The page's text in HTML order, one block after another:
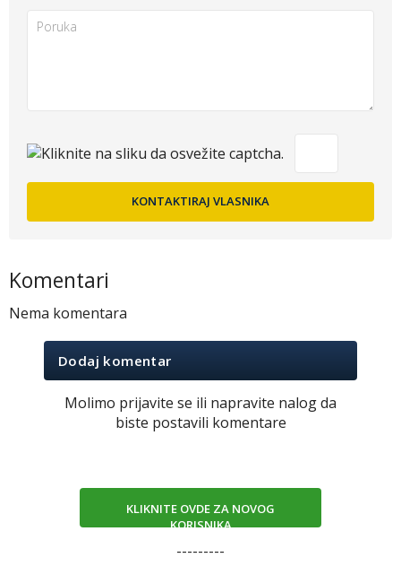
Komentari
Nema komentara
Dodaj komentar
Molimo prijavite se ili napravite nalog da
biste postavili komentare
KLIKNITE OVDE ZA NOVOG
KORISNIKA
---------